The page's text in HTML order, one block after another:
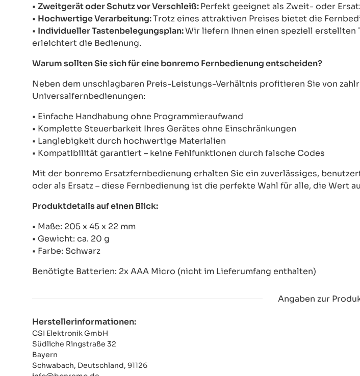
• Zweitgerät oder Schutz vor Verschleiß:Perfekt geeignet als Zweit- oder
• Hochwertige Verarbeitung:Trotz eines attraktiven Preises bietet die
• Individueller Tastenbelegungsplan:Wir liefern Ihnen einen speziell erstellten
erleichtert die Bedienung.
Warum sollten Sie sich für eine bonremo Fernbedienung entscheiden?
Neben dem unschlagbaren Preis-Leistungs-Verhältnis profitieren Sie von
Universalfernbedienungen:
• Einfache Handhabung ohne Programmieraufwand
• Komplette Steuerbarkeit Ihres Gerätes ohne Einschränkungen
• Langlebigkeit durch hochwertige Materialien
• Kompatibilität garantiert – keine Fehlfunktionen durch falsche Codes
Mit der bonremo Ersatzfernbedienung erhalten Sie ein zuverlässiges,
oder als Ersatz – diese Fernbedienung ist die perfekte Wahl für alle, die Wert
Produktdetails auf einen Blick:
• Maße: 205 x 45 x 22 mm
• Gewicht: ca. 20 g
• Farbe: Schwarz
Benötigte Batterien: 2x AAA Micro (nicht im Lieferumfang enthalten)
Angaben zur
Herstellerinformationen:
CSI Elektronik GmbH
Südliche Ringstraße 32
Bayern
Schwabach, Deutschland, 91126